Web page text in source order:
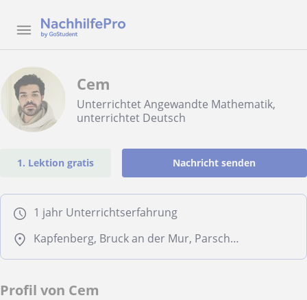
Cem
Unterrichtet Angewandte Mathematik,
unterrichtet Deutsch
1. Lektion gratis Nachricht senden
1 jahr Unterrichtserfahrung
Kapfenberg, Bruck an der Mur, Parschlug
Profil von Cem